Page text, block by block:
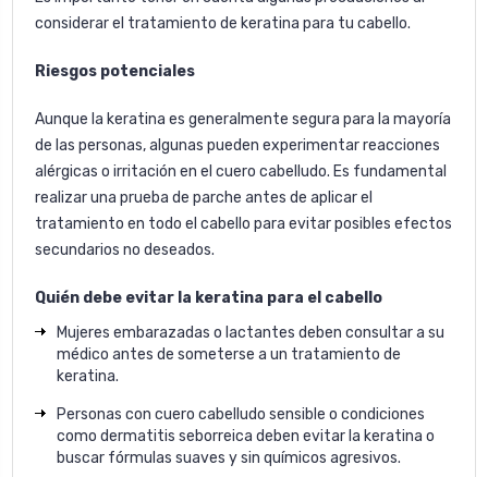
considerar el tratamiento de keratina para tu cabello.
Riesgos potenciales
Aunque la keratina es generalmente segura para la mayoría
de las personas, algunas pueden experimentar reacciones
alérgicas o irritación en el cuero cabelludo. Es fundamental
realizar una prueba de parche antes de aplicar el
tratamiento en todo el cabello para evitar posibles efectos
secundarios no deseados.
Quién debe evitar la keratina para el cabello
Mujeres embarazadas o lactantes deben consultar a su
médico antes de someterse a un tratamiento de
keratina.
Personas con cuero cabelludo sensible o condiciones
como dermatitis seborreica deben evitar la keratina o
buscar fórmulas suaves y sin químicos agresivos.